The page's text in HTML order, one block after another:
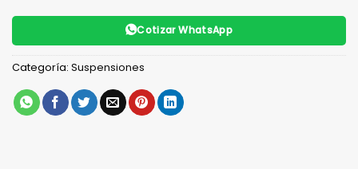
Cotizar WhatsApp
Categoría: Suspensiones